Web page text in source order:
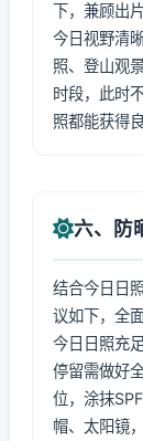
下，兼顾出
今日视野清
照、登山观
时段，此时
照都能获得
六、防
结合今日日
议如下，全
今日日照充
停留需做好
位，涂抹
帽、太阳镜